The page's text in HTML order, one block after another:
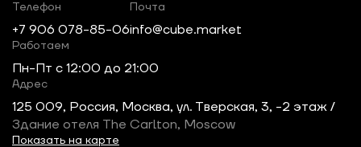
Телефон
+7 906 078-85-06
Почта
info@cube.market
Работаем
Пн-Пт c 12:00 до 21:00
Адрес
125 009, Россия, Москва, ул. Тверская, 3, -2 этаж /
Здание отеля The Carlton, Moscow
Показать на карте